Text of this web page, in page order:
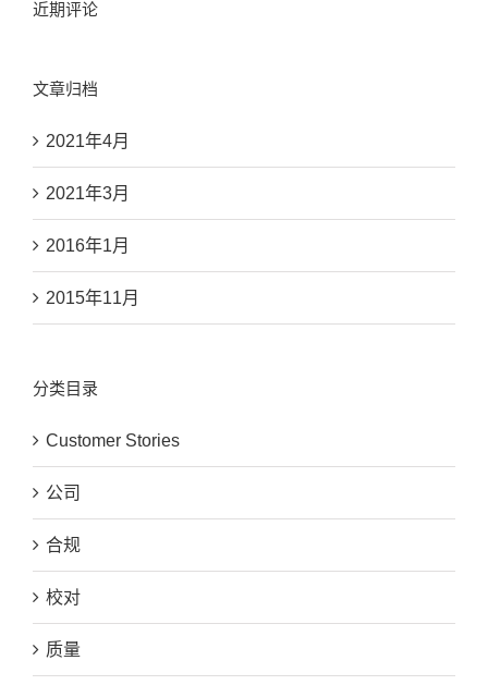
近期评论
文章归档
2021年4月
2021年3月
2016年1月
2015年11月
分类目录
Customer Stories
公司
合规
校对
质量